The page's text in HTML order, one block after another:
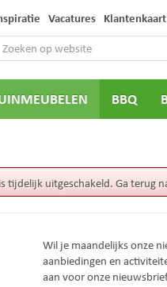
Vacatures Klantenkaart
BBQ
tijdelijk uitgeschakeld. Ga terug
Wil je maandelijks onze
aanbiedingen en
aan voor onze